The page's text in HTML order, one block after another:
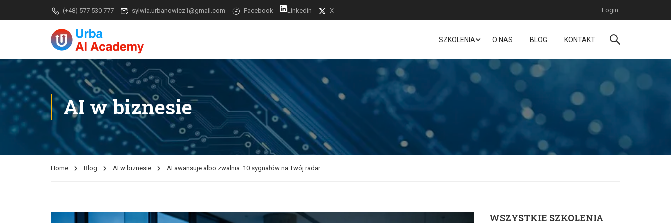
(+48) 577 530 777 sylwia.urbanowicz1@gmail.com Facebook Linkedin X Login
SZKOLENIA O NAS BLOG KONTAKT
AI w biznesie
Home Blog AI w biznesie AI awansuje albo zwalnia. 10 sygnałów na Twój radar
WSZYSTKIE SZKOLENIA